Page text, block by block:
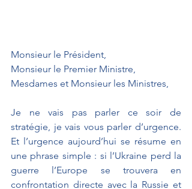
Monsieur le Président,
Monsieur le Premier Ministre,
Mesdames et Monsieur les Ministres,
Je ne vais pas parler ce soir de
stratégie, je vais vous parler d’urgence.
Et l’urgence aujourd’hui se résume en
une phrase simple : si l’Ukraine perd la
guerre l’Europe se trouvera en
confrontation directe avec la Russie et